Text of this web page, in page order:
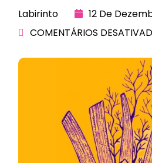
Labirinto
12 De
COMENTÁRIOS